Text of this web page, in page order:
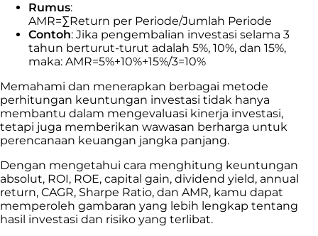
Rumus:
AMR=∑Return per Periode/Jumlah Periode
Contoh: Jika pengembalian investasi selama 3
tahun berturut-turut adalah 5%, 10%, dan 15%,
maka: AMR=5%+10%+15%/3=10%
Memahami dan menerapkan berbagai metode
perhitungan keuntungan investasi tidak hanya
membantu dalam mengevaluasi kinerja investasi,
tetapi juga memberikan wawasan berharga untuk
perencanaan keuangan jangka panjang.
Dengan mengetahui cara menghitung keuntungan
absolut, ROI, ROE, capital gain, dividend yield, annual
return, CAGR, Sharpe Ratio, dan AMR, kamu dapat
memperoleh gambaran yang lebih lengkap tentang
hasil investasi dan risiko yang terlibat.